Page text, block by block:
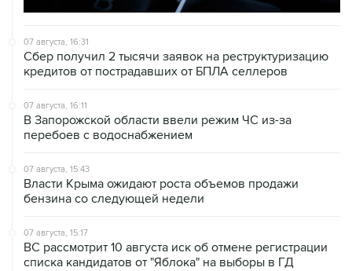
07 августа, 16:31
Сбер получил 2 тысячи заявок на реструктуризацию
кредитов от пострадавших от БПЛА селлеров
07 августа, 16:11
В Запорожской области ввели режим ЧС из-за
перебоев с водоснабжением
07 августа, 15:43
Власти Крыма ожидают роста объемов продажи
бензина со следующей недели
07 августа, 15:17
ВС рассмотрит 10 августа иск об отмене регистрации
списка кандидатов от "Яблока" на выборы в ГД